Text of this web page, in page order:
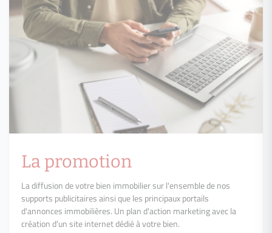
La promotion
La diffusion de votre bien immobilier sur l'ensemble de nos
supports publicitaires ainsi que les principaux portails
d'annonces immobilières. Un plan d'action marketing avec la
création d'un site internet dédié à votre bien.